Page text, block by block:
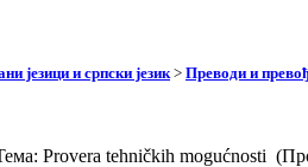
језици и српски језик > Преводи и
Provera tehničkih mogućnosti